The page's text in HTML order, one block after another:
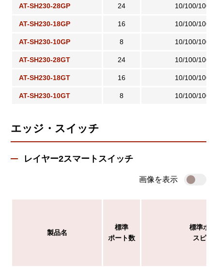
AT-SH230-28GP 24 10/100/
AT-SH230-18GP 16 10/100/
AT-SH230-10GP 8 10/100/
AT-SH230-28GT 24 10/100/
AT-SH230-18GT 16 10/100/
AT-SH230-10GT 8 10/100/
エッジ・スイッチ
レイヤー2スマートスイッチ
画像を表示
製品名
標準
ポート数
標準ポ
スピー